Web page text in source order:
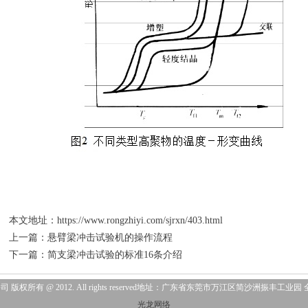
本文地址：https://www.rongzhiyi.com/sjrxn/403.html
上一篇： 悬臂梁冲击试验机的操作流程
下一篇： 简支梁冲击试验的标准16条介绍
版权所有 @ 2012. All rights reserved地址：广东省东莞市万江区简沙洲振丰工业园
光龙网络